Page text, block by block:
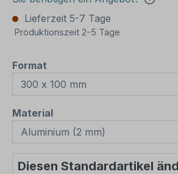
Lieferzeit 5-7 Tage
Produktionszeit 2-5 Tage
Format
Materialauswählen
Diesen Standardartikel